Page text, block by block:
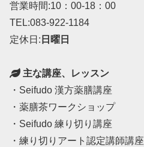
営業時間:10：00-18：00
TEL:083-922-1184
定休日: 日曜日
主な講座、レッスン
・Seifudo 漢方薬膳講座
・薬膳茶ワークショップ
・Seifudo 練り切り講座
・練り切りアート認定講師講座